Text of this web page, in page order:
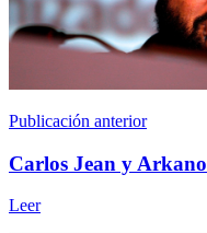
Publicación anterior
Carlos Jean y
Leer